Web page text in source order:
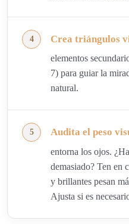
Crea triángulos
elementos
7) para guiar la
natural.
Audita el peso
entorna los ojos.
demasiado? Ten en
y brillantes pesan
Ajusta si es